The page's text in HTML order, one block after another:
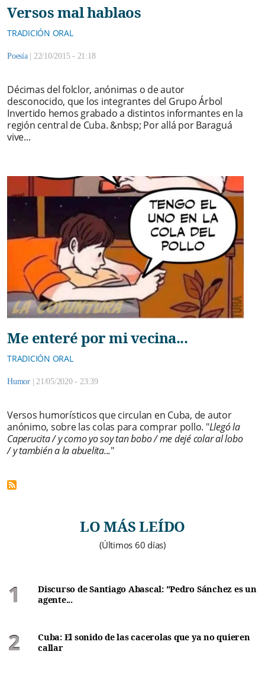
Versos mal hablaos
TRADICIÓN ORAL
Poesía | 22/10/2015 - 21:18
Décimas del folclor, anónimas o de autor
desconocido, que los integrantes del Grupo Árbol
Invertido hemos grabado a distintos informantes en la
región central de Cuba. &nbsp; Por allá por Baraguá
vive...
Me enteré por mi vecina...
TRADICIÓN ORAL
Humor | 21/05/2020 - 23:39
Versos humorísticos que circulan en Cuba, de autor
anónimo, sobre las colas para comprar pollo. "Llegó la
Caperucita / y como yo soy tan bobo / me dejé colar al lobo
/ y también a la abuelita..."
LO MÁS LEÍDO
(Últimos 60 días)
Discurso de Santiago Abascal: "Pedro Sánchez es un
agente...
Cuba: El sonido de las cacerolas que ya no quieren
callar